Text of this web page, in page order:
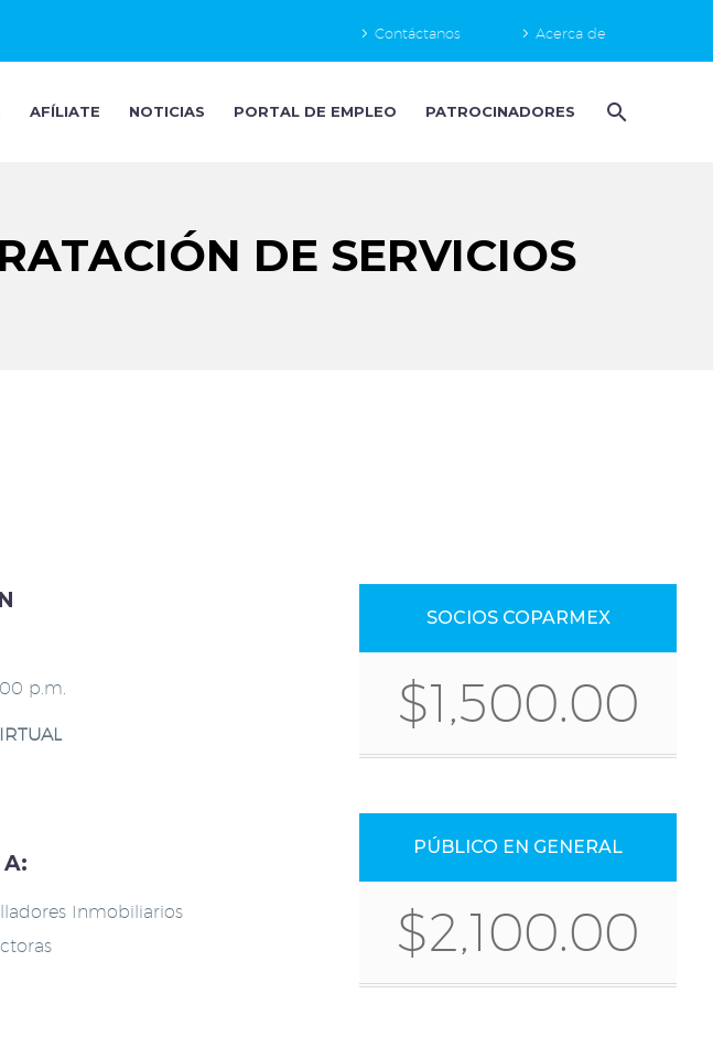
Contáctanos Acerca de
AFÍLIATE NOTICIAS PORTAL DE EMPLEO PATROCINADORES
DE SERVICIOS
p.m.
Inmobiliarios
SOCIOS COPARMEX
$1,500.00
PÚBLICO EN GENERAL
$2,100.00